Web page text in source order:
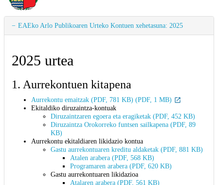
EAEko Arlo Publikoaren Urteko Kontuen xehetasuna: 2025
2025 urtea
1. Aurrekontuen kitapena
Aurrekontu emaitzak (PDF, 781 KB) (PDF, 1 MB)
Ekitaldiko diruzaintza-kontuak
Diruzaintzaren egoera eta eragiketak (PDF, 452 KB)
Diruzaintza Orokorreko funtsen sailkapena (PDF, 89
KB)
Aurrekontu ekitaldiaren likidazio kontua
Gastu aurrekontuaren kreditu aldaketak (PDF, 881 KB)
Atalen arabera (PDF, 568 KB)
Programaren arabera (PDF, 620 KB)
Gastu aurrekontuaren likidazioa
Atalaren arabera (PDF, 561 KB)